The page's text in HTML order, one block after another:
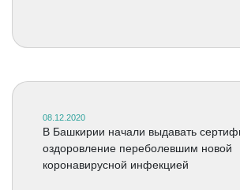
08.12.2020
В Башкирии начали выдавать
оздоровление переболевшим новой
коронавирусной инфекцией